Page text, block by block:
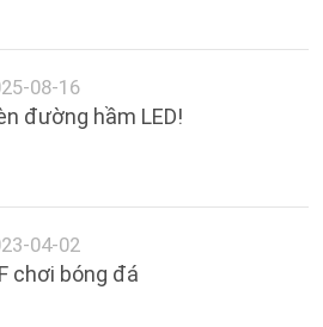
08-16
đường hầm LED!
04-02
chơi bóng đá